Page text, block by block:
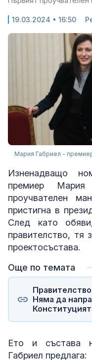
19.03.2024 • 16:50
Мария Габриел -
Изненадващо
премиер Мария
проучвателен
пристигна в
След като
правителство, тя
проектосъстава.
Още по темата
Няма да
Ето и състава
Габриел предлага: